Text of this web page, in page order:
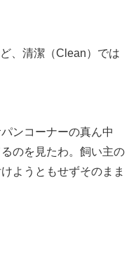
、清潔（Clean）では
ンコーナーの真ん中
のを見たわ。飼い主の
ようともせずそのまま